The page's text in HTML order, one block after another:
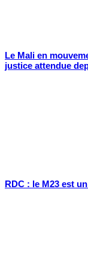
Le Mali en
justice attendue
RDC : le M23 est